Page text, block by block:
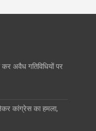
अवैध गतिविधियों पर
कांग्रेस का हमला,